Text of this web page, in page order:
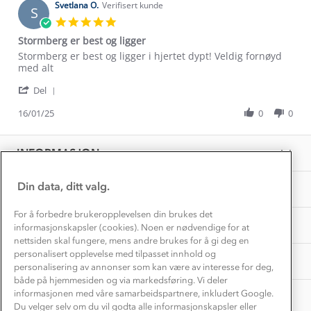
on
10
Feb
2025
S Svetlana O. Verifisert kunde
rating
Stormberg er best og ligger
Review
by
O.
16
2025
review
stating
er
og
Stormberg er best og ligger i hjertet dypt! Veldig fornøyd
med alt
Del
Svetlana
O.
Jan
2025
16/01/25 0 0
INFORMASJON
Konkurransevinnere
Kundeklubb
Våre butikker
Bedrift, barnehage og SFO
Presse
OM OSS
Dyreetikk
1% til samfunnet
Inkludering
Materialer
Personvern
Samarbeide med oss?
TIPS OG RÅD
Dette trenger du til barnehagen
Gravidklær
Hvordan velge riktig turtøy?
Store størrelser
Turmat oppskrifter
Beredskap
AKTIVITETER
Få turinspirasjon og tips her⛰
Overnatte utendørs⛺
Leirskole 🥾
Barnehageansatt
Tips til hyttetur
Din data, ditt valg.
For å forbedre brukeropplevelsen din brukes det
informasjonskapsler (cookies). Noen er nødvendige for at
nettsiden skal fungere, mens andre brukes for å gi deg en
personalisert opplevelse med tilpasset innhold og
personalisering av annonser som kan være av interesse for deg,
både på hjemmesiden og via markedsføring. Vi deler
informasjonen med våre samarbeidspartnere, inkludert Google.
Du velger selv om du vil godta alle informasjonskapsler eller